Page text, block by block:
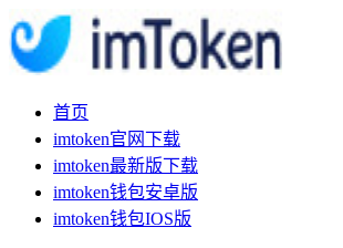
首页
imtoken官网下载
imtoken最新版下载
imtoken钱包安卓版
imtoken钱包IOS版